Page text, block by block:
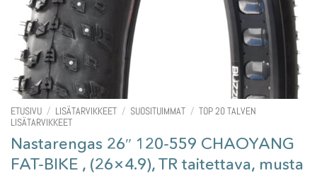
ETUSIVU / LISÄTARVIKKEET / SUOSITUIMMAT / TOP 20 TALVEN
LISÄTARVIKKEET
Nastarengas 26″ 120-559 CHAOYANG
FAT-BIKE , (26×4.9), TR taitettava, musta